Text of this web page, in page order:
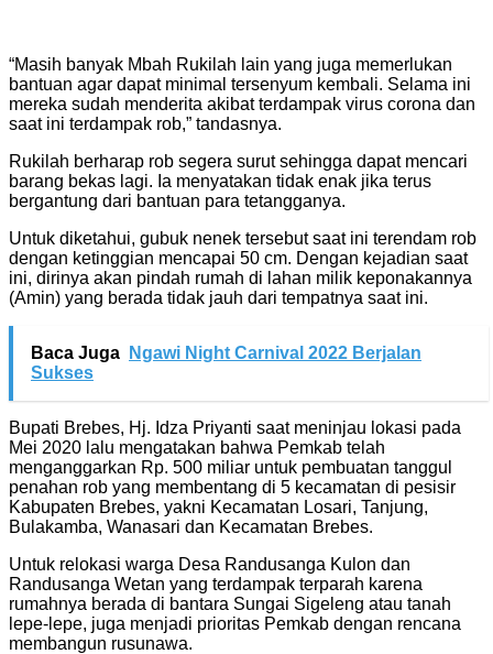
“Masih banyak Mbah Rukilah lain yang juga memerlukan
bantuan agar dapat minimal tersenyum kembali. Selama ini
mereka sudah menderita akibat terdampak virus corona dan
saat ini terdampak rob,” tandasnya.
Rukilah berharap rob segera surut sehingga dapat mencari
barang bekas lagi. Ia menyatakan tidak enak jika terus
bergantung dari bantuan para tetangganya.
Untuk diketahui, gubuk nenek tersebut saat ini terendam rob
dengan ketinggian mencapai 50 cm. Dengan kejadian saat
ini, dirinya akan pindah rumah di lahan milik keponakannya
(Amin) yang berada tidak jauh dari tempatnya saat ini.
Baca Juga
Ngawi Night Carnival 2022 Berjalan
Sukses
Bupati Brebes, Hj. Idza Priyanti saat meninjau lokasi pada
Mei 2020 lalu mengatakan bahwa Pemkab telah
menganggarkan Rp. 500 miliar untuk pembuatan tanggul
penahan rob yang membentang di 5 kecamatan di pesisir
Kabupaten Brebes, yakni Kecamatan Losari, Tanjung,
Bulakamba, Wanasari dan Kecamatan Brebes.
Untuk relokasi warga Desa Randusanga Kulon dan
Randusanga Wetan yang terdampak terparah karena
rumahnya berada di bantara Sungai Sigeleng atau tanah
lepe-lepe, juga menjadi prioritas Pemkab dengan rencana
membangun rusunawa.